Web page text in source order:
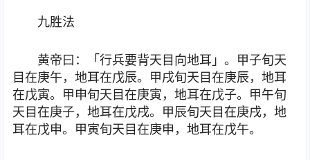
九胜法
黄帝曰：「行兵要背天目向地耳」。甲子旬天
目在庚午，地耳在戊辰。甲戌旬天目在庚辰，地耳
在戊寅。甲申旬天目在庚寅，地耳在戊子。甲午旬
天目在庚子，地耳在戊戌。甲辰旬天目在庚戌，地
耳在戊申。甲寅旬天目在庚申，地耳在戊午。